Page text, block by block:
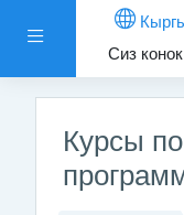
Side panel
Сиз
Негизги мазмунга өтүү
Курсы по